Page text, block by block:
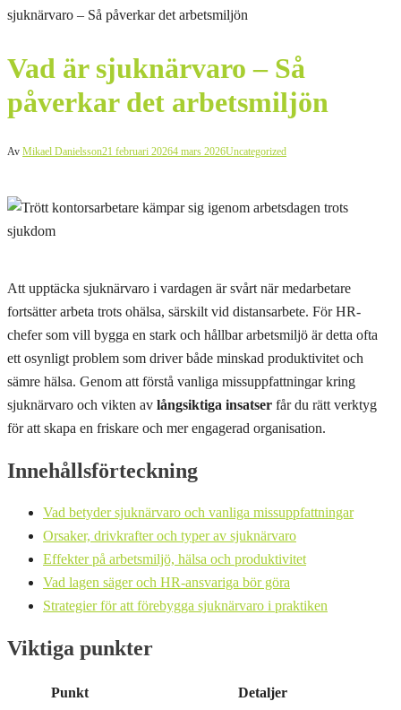
sjuknärvaro – Så påverkar det arbetsmiljön
Vad är sjuknärvaro – Så
påverkar det arbetsmiljön
Av Mikael Danielsson21 februari 20264 mars 2026Uncategorized
Att upptäcka sjuknärvaro i vardagen är svårt när medarbetare
fortsätter arbeta trots ohälsa, särskilt vid distansarbete. För HR-
chefer som vill bygga en stark och hållbar arbetsmiljö är detta ofta
ett osynligt problem som driver både minskad produktivitet och
sämre hälsa. Genom att förstå vanliga missuppfattningar kring
sjuknärvaro och vikten av långsiktiga insatser får du rätt verktyg
för att skapa en friskare och mer engagerad organisation.
Innehållsförteckning
Vad betyder sjuknärvaro och vanliga missuppfattningar
Orsaker, drivkrafter och typer av sjuknärvaro
Effekter på arbetsmiljö, hälsa och produktivitet
Vad lagen säger och HR-ansvariga bör göra
Strategier för att förebygga sjuknärvaro i praktiken
Viktiga punkter
Punkt
Detaljer